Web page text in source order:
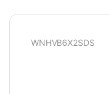
WNHVB6X2SDS